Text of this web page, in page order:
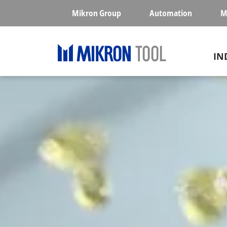
Mikron Group Automation